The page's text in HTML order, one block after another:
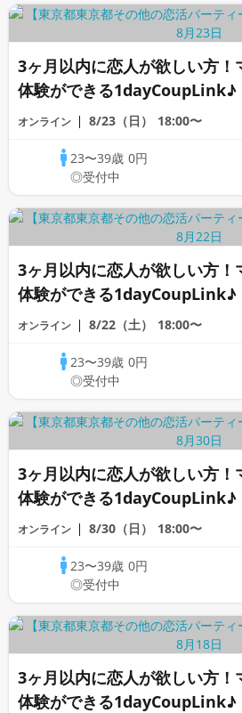
3ヶ月以内に恋人が欲しい方！
体験ができる1dayCoupLink♪
オンライン 8/23（日） 18:00〜
23〜39歳0円
◎受付中
3ヶ月以内に恋人が欲しい方！
体験ができる1dayCoupLink♪
オンライン 8/22（土） 18:00〜
23〜39歳0円
◎受付中
3ヶ月以内に恋人が欲しい方！
体験ができる1dayCoupLink♪
オンライン 8/30（日） 18:00〜
23〜39歳0円
◎受付中
3ヶ月以内に恋人が欲しい方！
体験ができる1dayCoupLink♪